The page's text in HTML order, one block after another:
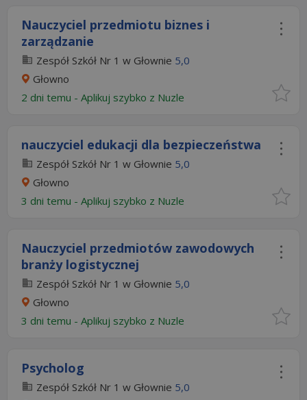
Nauczyciel przedmiotu biznes i
zarządzanie
Zespół Szkół Nr 1 w Głownie 5,0
Głowno
2 dni temu - Aplikuj szybko z Nuzle
nauczyciel edukacji dla bezpieczeństwa
Zespół Szkół Nr 1 w Głownie 5,0
Głowno
3 dni temu - Aplikuj szybko z Nuzle
Nauczyciel przedmiotów zawodowych
branży logistycznej
Zespół Szkół Nr 1 w Głownie 5,0
Głowno
3 dni temu - Aplikuj szybko z Nuzle
Psycholog
Zespół Szkół Nr 1 w Głownie 5,0